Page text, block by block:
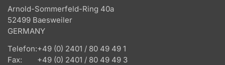
Arnold-Sommerfeld-Ring 40a
52499 Baesweiler
GERMANY
Telefon:+49 (0) 2401 / 80 49 49 1
Fax:
+49 (0) 2401 / 80 49 49 3